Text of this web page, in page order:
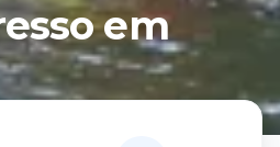
em